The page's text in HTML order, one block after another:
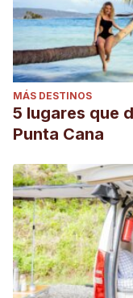
MÁS DESTINOS
5 lugares que
Punta Cana